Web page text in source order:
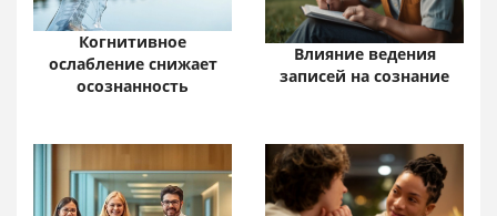
Когнитивное
ослабление снижает
осознанность
Влияние ведения
записей на сознание